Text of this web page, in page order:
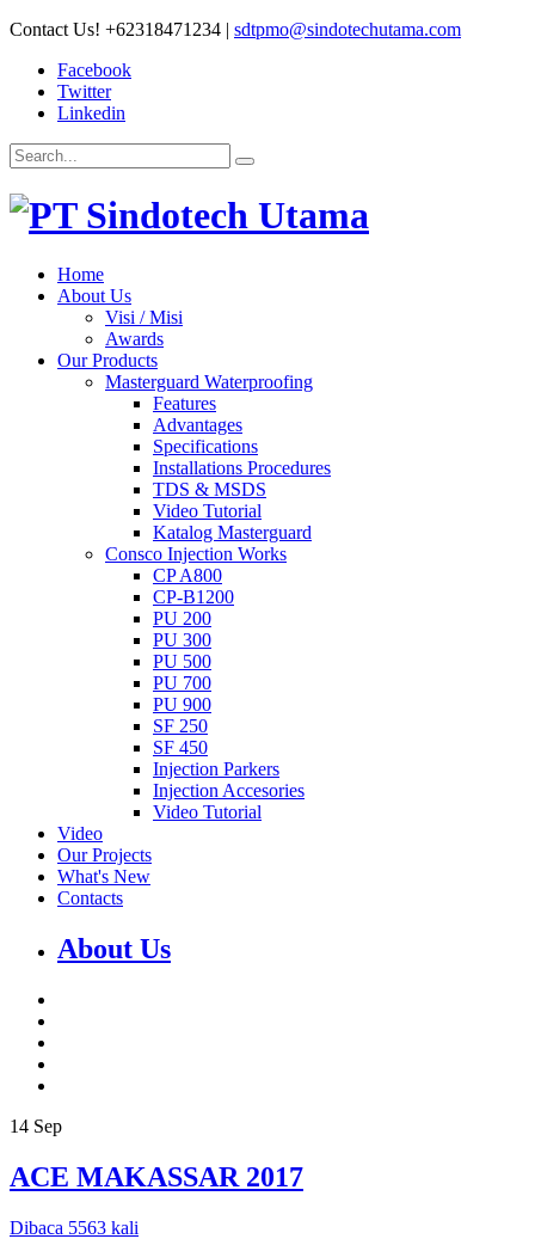
Contact Us! +62318471234 | sdtpmo@sindotechutama.com
Facebook
Twitter
Linkedin
Home
About Us
Visi / Misi
Awards
Our Products
Masterguard Waterproofing
Features
Advantages
Specifications
Installations Procedures
TDS & MSDS
Video Tutorial
Katalog Masterguard
Consco Injection Works
CP A800
CP-B1200
PU 200
PU 300
PU 500
PU 700
PU 900
SF 250
SF 450
Injection Parkers
Injection Accesories
Video Tutorial
Video
Our Projects
What's New
Contacts
About Us
14 Sep
ACE MAKASSAR 2017
Dibaca 5563 kali